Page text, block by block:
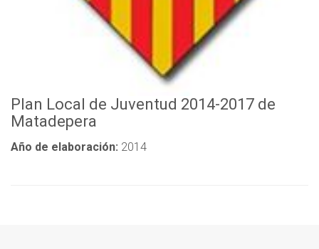
Plan Local de Juventud 2014-2017 de
Matadepera
Año de elaboración: 2014